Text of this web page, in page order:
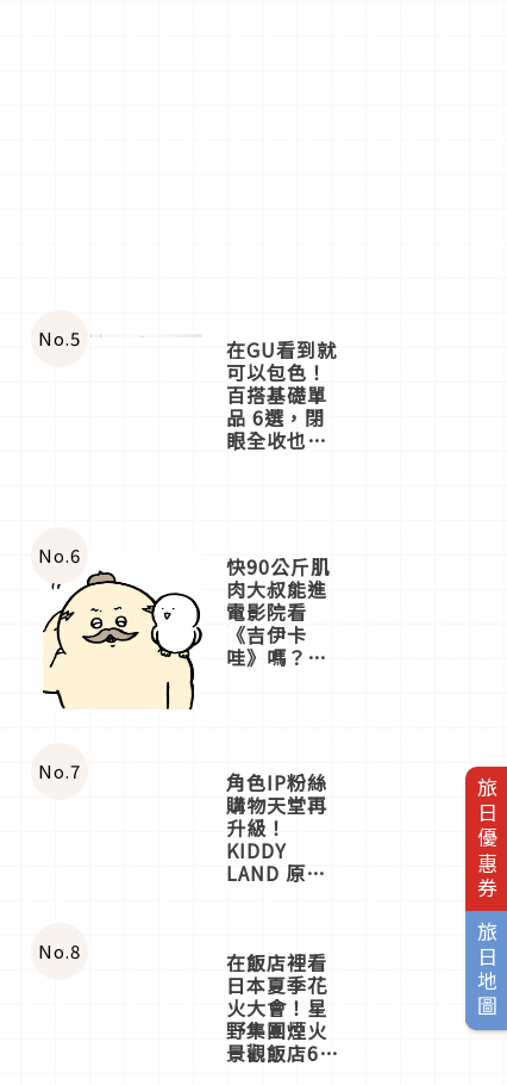
旅日優惠券
旅日地圖
No.5 在GU看到就
可以包色！
百搭基礎單
品 6選，閉
眼全收也不
No.6 快90公斤肌
肉大叔能進
電影院看
《吉伊卡
哇》嗎？日
一同給出了
答案
No.7 角色IP粉絲
購物天堂再
升級！
KIDDY
LAND 原宿
OMOKADO
店3分即達
在飯店裡看
日本夏季花
火大會！星
野集團煙火